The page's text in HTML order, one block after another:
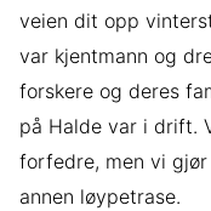
veien dit opp
var kjentmann og
forskere og deres
på Halde var i drift.
forfedre, men vi
annen løypetrase.